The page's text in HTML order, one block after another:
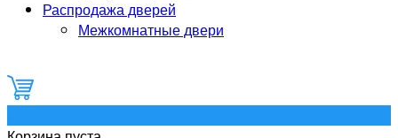
Распродажа дверей
Межкомнатные двери